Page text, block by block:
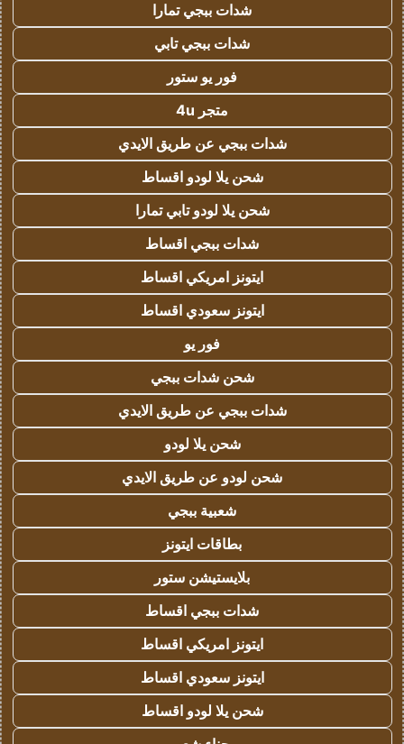
شدات ببجي تمارا
شدات ببجي تابي
فور يو ستور
متجر 4u
شدات ببجي عن طريق الايدي
شحن يلا لودو اقساط
شحن يلا لودو تابي تمارا
شدات ببجي اقساط
ايتونز امريكي اقساط
ايتونز سعودي اقساط
فور يو
شحن شدات ببجي
شدات ببجي عن طريق الايدي
شحن يلا لودو
شحن لودو عن طريق الايدي
شعبية ببجي
بطاقات ايتونز
بلايستيشن ستور
شدات ببجي اقساط
ايتونز امريكي اقساط
ايتونز سعودي اقساط
شحن يلا لودو اقساط